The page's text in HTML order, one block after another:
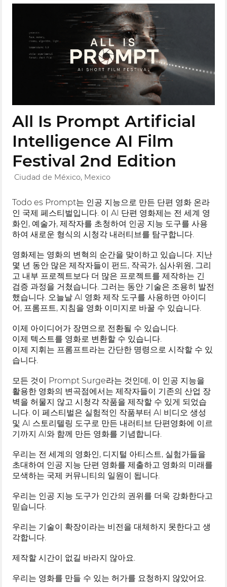
All Is Prompt Artificial
Intelligence AI Film
Festival 2nd Edition
Ciudad de México, Mexico
Todo es Prompt는 인공 지능으로 만든 단편 영화 온라
인 국제 페스티벌입니다. 이 AI 단편 영화제는 전 세계 영
화인, 예술가, 제작자를 초청하여 인공 지능 도구를 사용
하여 새로운 형식의 시청각 내러티브를 탐구합니다.
영화제는 영화의 변혁의 순간을 맞이하고 있습니다. 지난
몇 년 동안 많은 제작자들이 펀드, 작곡가, 심사위원, 그리
고 내부 프로젝트보다 더 많은 프로젝트를 제작하는 긴
검증 과정을 거쳤습니다. 그러는 동안 기술은 조용히 발전
했습니다. 오늘날 AI 영화 제작 도구를 사용하면 아이디
어, 프롬프트, 지침을 영화 이미지로 바꿀 수 있습니다.
이제 아이디어가 장면으로 전환될 수 있습니다.
이제 텍스트를 영화로 변환할 수 있습니다.
이제 지휘는 프롬프트라는 간단한 명령으로 시작할 수 있
습니다.
모든 것이 Prompt Surge라는 것인데, 이 인공 지능을
활용한 영화의 변곡점에서는 제작자들이 기존의 산업 장
벽을 허물지 않고 시청각 작품을 제작할 수 있게 되었습
니다. 이 페스티벌은 실험적인 작품부터 AI 비디오 생성
및 AI 스토리텔링 도구로 만든 내러티브 단편영화에 이르
기까지 AI와 함께 만든 영화를 기념합니다.
우리는 전 세계의 영화인, 디지털 아티스트, 실험가들을
초대하여 인공 지능 단편 영화를 제출하고 영화의 미래를
모색하는 국제 커뮤니티의 일원이 됩니다.
우리는 인공 지능 도구가 인간의 권위를 더욱 강화한다고
믿습니다.
우리는 기술이 확장이라는 비전을 대체하지 못한다고 생
각합니다.
제작할 시간이 없길 바라지 않아요.
우리는 영화를 만들 수 있는 허가를 요청하지 않았어요.